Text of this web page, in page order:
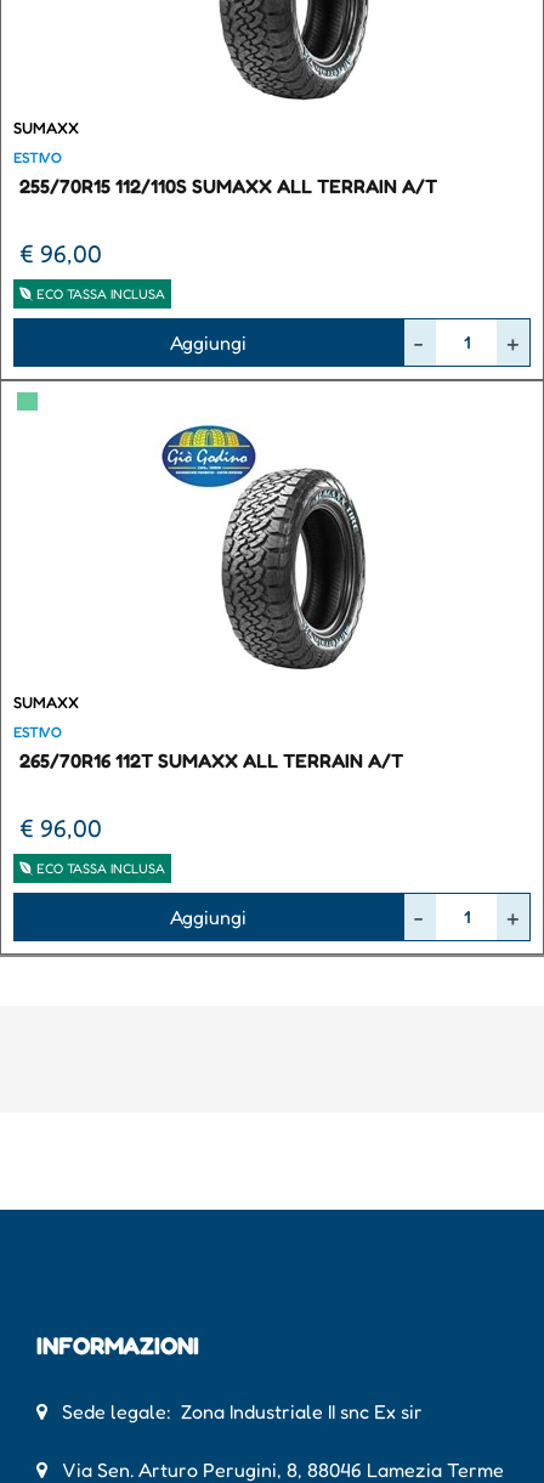
SUMAXX
ESTIVO
255/70R15 112/110S SUMAXX ALL TERRAIN A/T
€ 96,00
ECO TASSA INCLUSA
Aggiungi
▀
SUMAXX
ESTIVO
265/70R16 112T SUMAXX ALL TERRAIN A/T
€ 96,00
ECO TASSA INCLUSA
Aggiungi
INFORMAZIONI
Sede legale: Zona Industriale II snc Ex sir
Via Sen. Arturo Perugini, 8, 88046 Lamezia Terme